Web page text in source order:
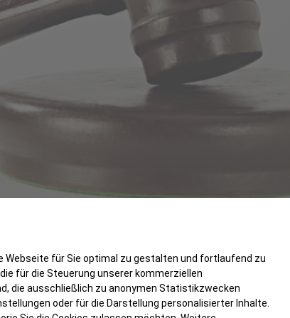
Webseite für Sie optimal zu gestalten und fortlaufend zu
für die Steuerung unserer kommerziellen
die ausschließlich zu anonymen Statistikzwecken
oder für die Darstellung personalisierter Inhalte.